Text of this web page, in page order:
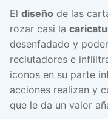
El diseño de las
rozar casi la
desenfadado y
reclutadores e
iconos en su parte
acciones realizan y
que le da un valor